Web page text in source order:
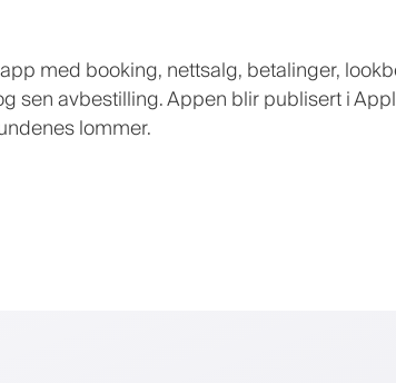
med booking, nettsalg, betalinger,
sen avbestilling. Appen blir publisert i
lommer.